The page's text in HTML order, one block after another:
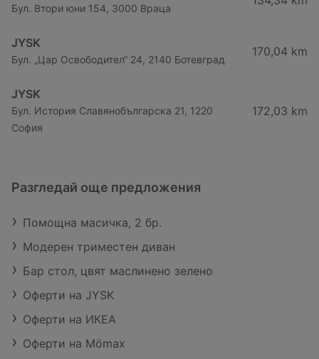
Бул. Втори юни 154, 3000 Враца
JYSK
Бул. „Цар Освободител“ 24, 2140 Ботевград
170,04 km
JYSK
Бул. История Славянобългарска 21, 1220
София
172,03 km
Разгледай още предложения
Помощна масичка, 2 бр.
Модерен триместен диван
Бар стол, цвят маслинено зелено
Оферти на JYSK
Оферти на ИКЕА
Оферти на Mömax